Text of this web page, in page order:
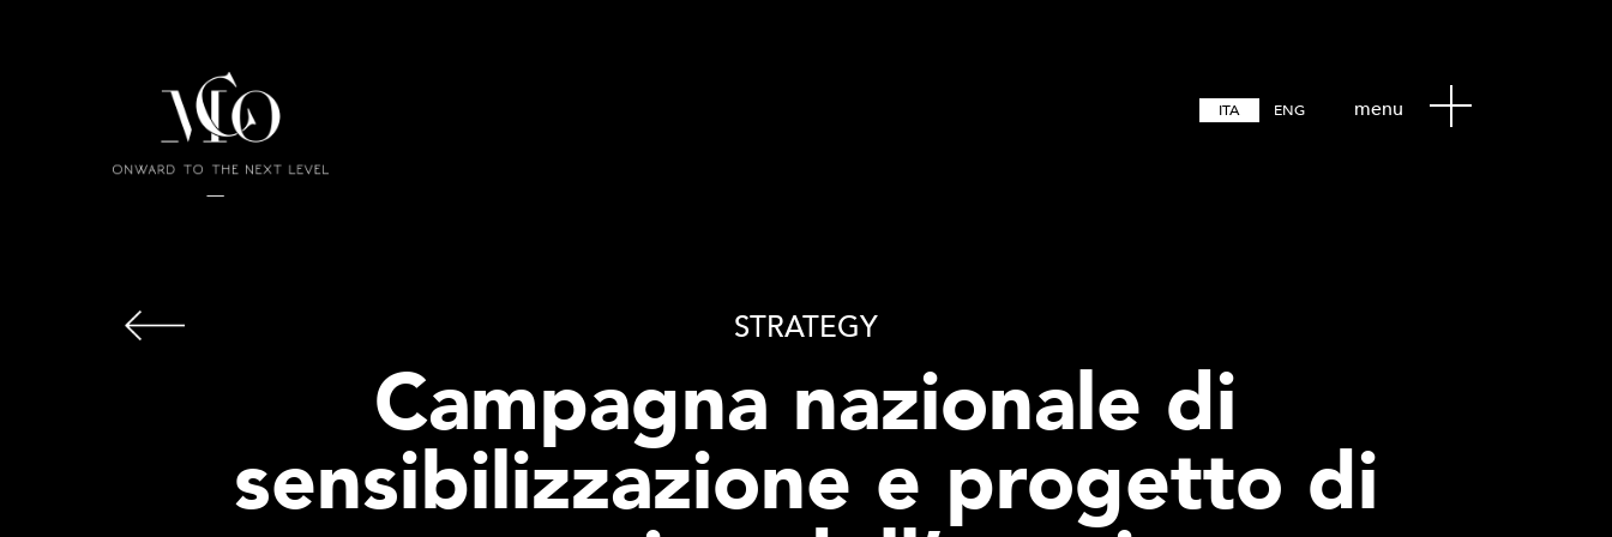
ITA ENG menu
STRATEGY
Campagna nazionale di
sensibilizzazione e progetto di